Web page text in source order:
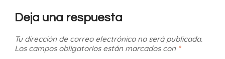
Deja una respuesta
Tu dirección de correo electrónico no será publicada.
Los campos obligatorios están marcados con *